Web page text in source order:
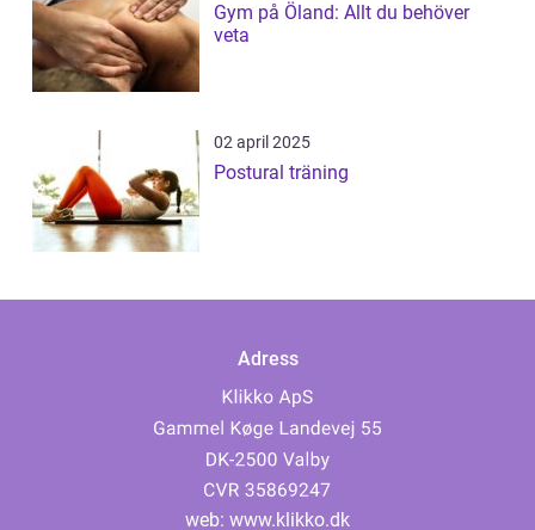
Gym på Öland: Allt du behöver
veta
02 april 2025
Postural träning
Adress
web: www.klikko.dk